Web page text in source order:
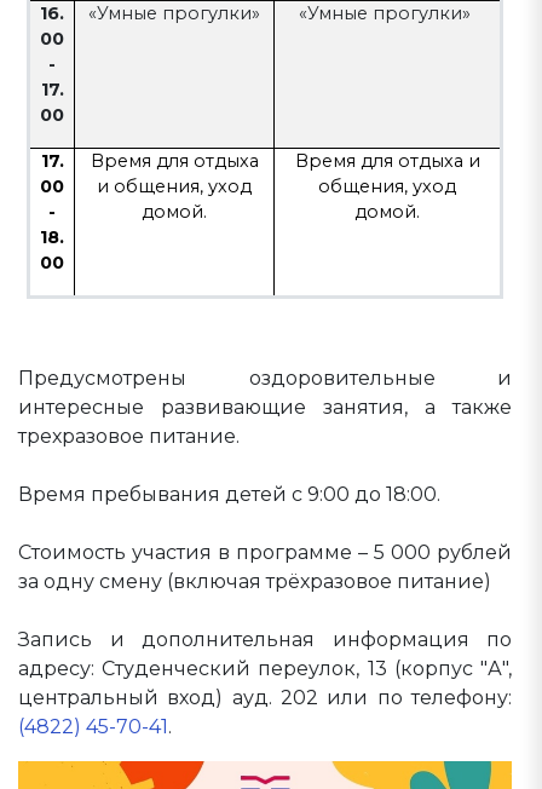
16.
00
-
17.
00
«Умные прогулки» «Умные прогулки»
17.
00
-
18.
00
Время для отдыха
и общения, уход
домой.
Время для отдыха и
общения, уход
домой.
Предусмотрены оздоровительные и
интересные развивающие занятия, а также
трехразовое питание.
Время пребывания детей с 9:00 до 18:00.
Стоимость участия в программе – 5 000 рублей
за одну смену (включая трёхразовое питание)
Запись и дополнительная информация по
адресу: Студенческий переулок, 13 (корпус "А",
центральный вход) ауд. 202 или по телефону:
(4822) 45-70-41 .